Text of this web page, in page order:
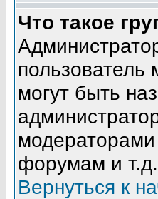
Что такое
пользователь
могут быть
форумам и т.д.
Вернуться к